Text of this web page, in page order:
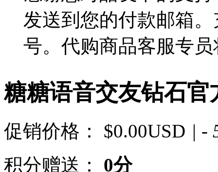
发送到您的付款邮箱
号。代购商品客服专
糖糖语音交友钻石官
促销价格： $0.00USD | -
积分赠送：
0分